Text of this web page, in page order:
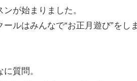
が始まりました。
ルはみんなで“お正月遊び”をし
質問。